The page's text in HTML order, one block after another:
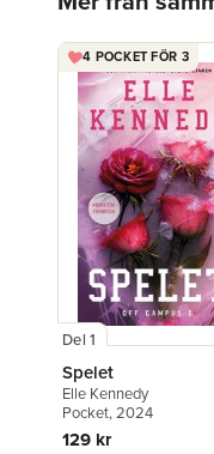
4 POCKET FÖR 3
Del 1
Spelet
Elle Kennedy
Pocket, 2024
129 kr